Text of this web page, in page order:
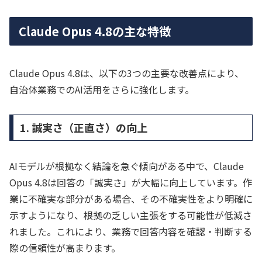
Claude Opus 4.8の主な特徴
Claude Opus 4.8は、以下の3つの主要な改善点により、
自治体業務でのAI活用をさらに強化します。
1. 誠実さ（正直さ）の向上
AIモデルが根拠なく結論を急ぐ傾向がある中で、Claude
Opus 4.8は回答の「誠実さ」が大幅に向上しています。作
業に不確実な部分がある場合、その不確実性をより明確に
示すようになり、根拠の乏しい主張をする可能性が低減さ
れました。これにより、業務で回答内容を確認・判断する
際の信頼性が高まります。